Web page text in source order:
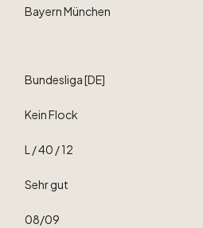
BayernMünchen
Bundesliga[DE]
KeinFlock
L ​/​40 ​/​12
Sehrgut
08​/​09